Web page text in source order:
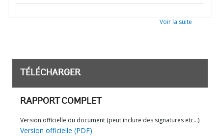
Voir la suite
TÉLÉCHARGER
RAPPORT COMPLET
Version officielle du document (peut inclure des signatures etc…)
Version officielle (PDF)